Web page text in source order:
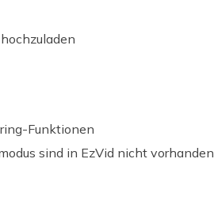
Funktionen
sind in EzVid nicht vorhanden